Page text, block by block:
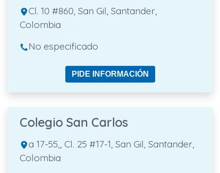
Cl. 10 #860, San Gil, Santander,
Colombia
No especificado
PIDE INFORMACIÓN
Colegio San Carlos
a 17-55,, Cl. 25 #17-1, San Gil, Santander,
Colombia